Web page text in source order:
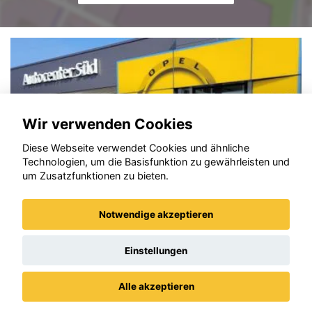
Opel Corsa
Wir verwenden Cookies
Diese Webseite verwendet Cookies und ähnliche
Technologien, um die Basisfunktion zu gewährleisten und
um Zusatzfunktionen zu bieten.
Notwendige akzeptieren
Einstellungen
Alle akzeptieren